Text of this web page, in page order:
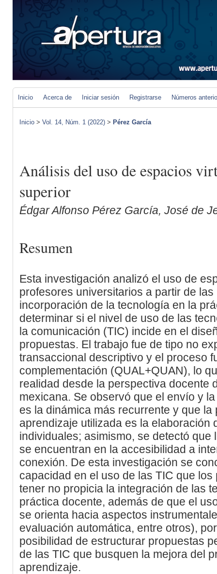
Inicio Acerca de Iniciar sesión Registrarse Números
Inicio > Vol. 14, Núm. 1 (2022) > Pérez García
Análisis del uso de espacios
superior
Édgar Alfonso Pérez García, José de
Resumen
Esta investigación analizó el uso de
profesores universitarios a partir de
incorporación de la tecnología en la
determinar si el nivel de uso de las
la comunicación (TIC) incide en el
propuestas. El trabajo fue de tipo no
transaccional descriptivo y el proceso
complementación (QUAL+QUAN), lo
realidad desde la perspectiva docente
mexicana. Se observó que el envío y
es la dinámica más recurrente y que
aprendizaje utilizada es la elaboración
individuales; asimismo, se detectó
se encuentran en la accesibilidad a
conexión. De esta investigación se
capacidad en el uso de las TIC que
tener no propicia la integración de las
práctica docente, además de que el
se orienta hacia aspectos
evaluación automática, entre otros),
posibilidad de estructurar propuestas
de las TIC que busquen la mejora del
aprendizaje.